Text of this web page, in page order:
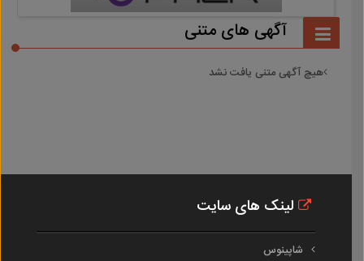
آگهی های متنی
هیچ آگهی متنی یافت نشد
لینک های سایت
شاپینوس